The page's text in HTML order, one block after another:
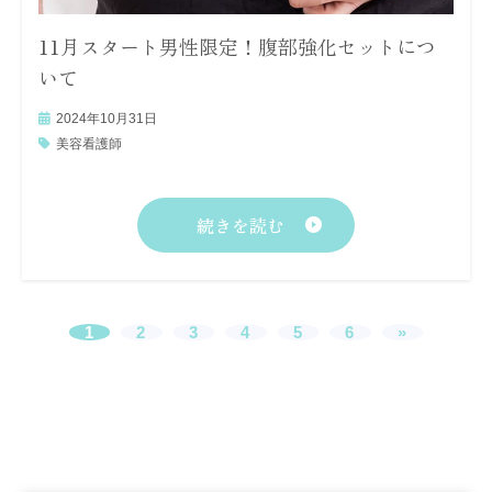
11月スタート男性限定！腹部強化セットにつ
いて
2024年10月31日
美容看護師
続きを読む
1 2 3 4 5 6 »